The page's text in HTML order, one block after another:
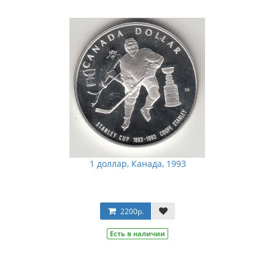
1 доллар, Канада, 1993
2200р.
Есть в наличии